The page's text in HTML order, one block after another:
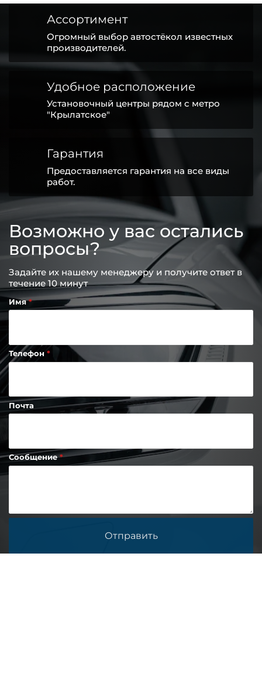
Ассортимент
Огромный выбор автостёкол известных
производителей.
Удобное расположение
Установочный центры рядом с метро
"Крылатское"
Гарантия
Предоставляется гарантия на все виды
работ.
Возможно у вас остались
вопросы?
Задайте их нашему менеджеру и получите ответ в
течение 10 минут
Имя
Телефон
Почта
Сообщение